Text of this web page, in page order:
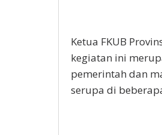
Ketua FKUB
kegiatan ini
pemerintah dan
serupa di